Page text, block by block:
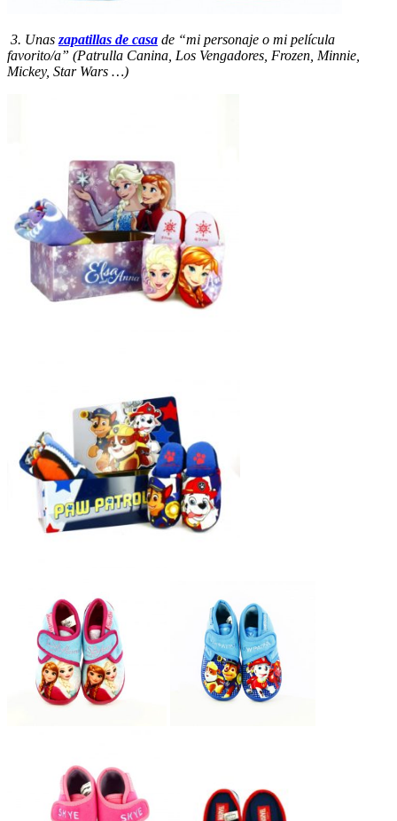
3. Unas zapatillas de casa de “mi personaje o mi película
favorito/a” (Patrulla Canina, Los Vengadores, Frozen, Minnie,
Mickey, Star Wars …)